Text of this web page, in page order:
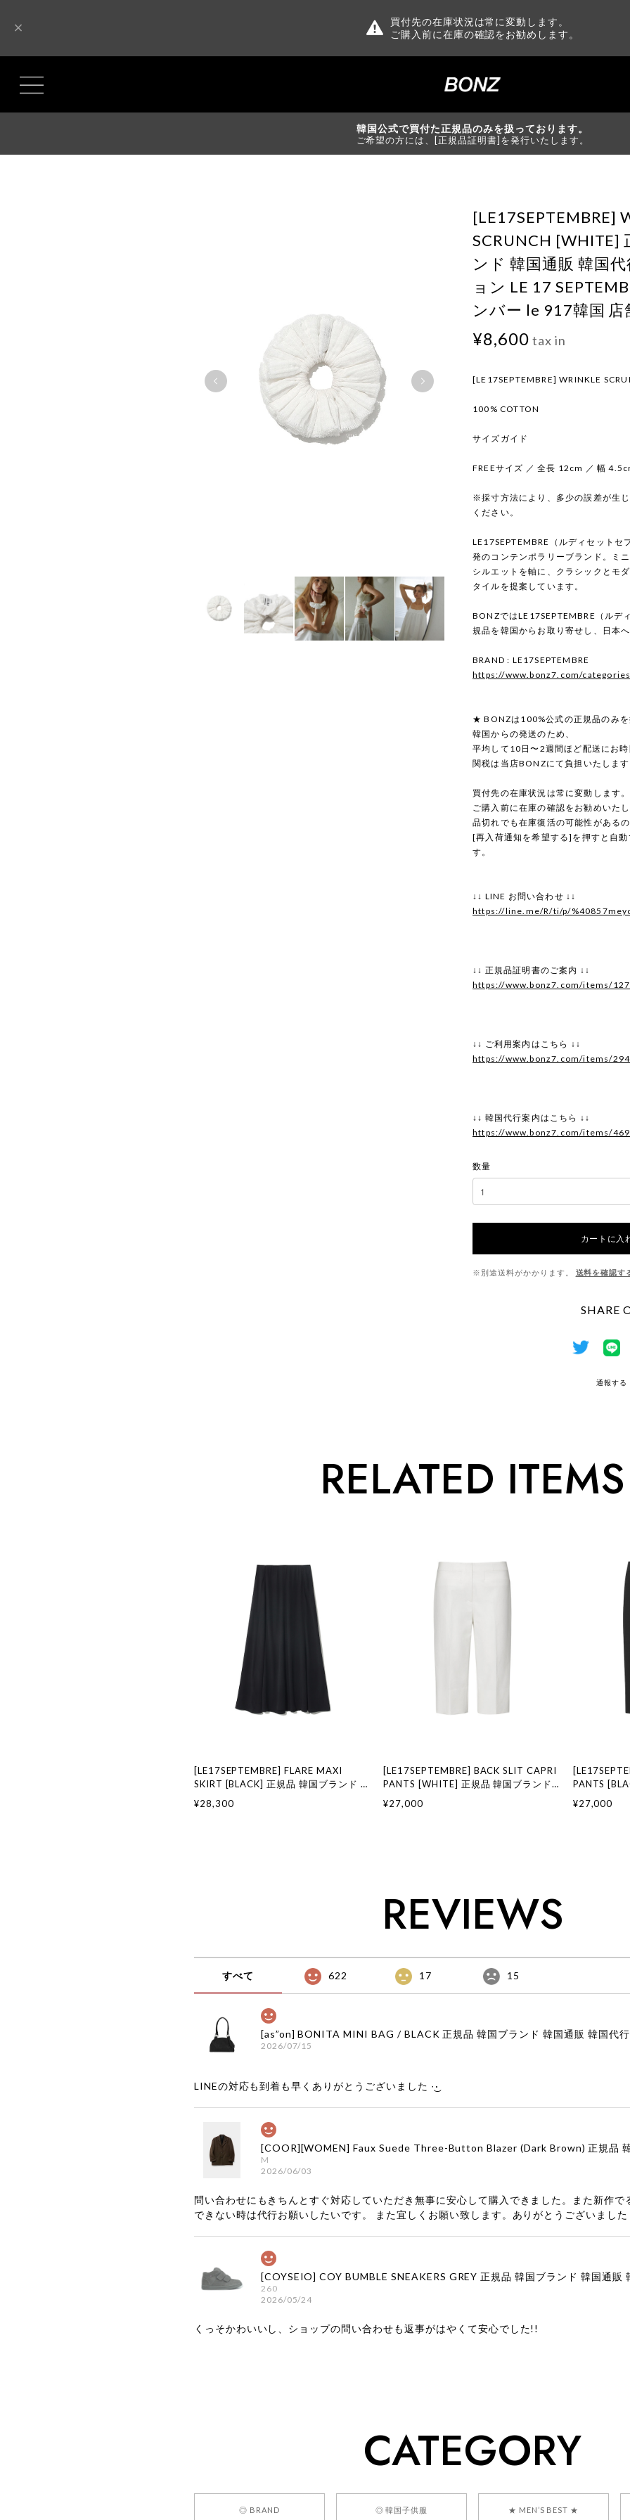
買付先の在庫状況は常に変動します。
ご購入前に在庫の確認をお勧めします。
韓国公式で買付た正規品のみを扱っております。
ご希望の方には、[正規品証明書]を発行いたします。
[LE17SEPTEMBRE]
SCRUNCH [WHITE]
ンド 韓国通販 韓国
ョン LE 17
ンバー le 917韓国 店
¥8,600 tax in
[LE17SEPTEMBRE] WRINKLE
100% COTTON
サイズガイド
FREEサイズ ／ 全長 12cm ／ 幅
※採寸方法により、多少の誤差が生
ください。
LE17SEPTEMBRE（ルディセットセ
発のコンテンポラリーブランド。ミ
シルエットを軸に、クラシックとモ
タイルを提案しています。
BONZではLE17SEPTEMBRE（ルデ
規品を韓国からお取り寄せし、日本
BRAND : LE17SEPTEMBRE
https://www.bonz7.com/
★ BONZは100%公式の正規品のみ
韓国からの発送のため、
平均して10日〜2週間ほど配送にお
関税は当店BONZにて負担いたしま
買付先の在庫状況は常に変動します。
ご購入前に在庫の確認をお勧めいた
品切れでも在庫復活の可能性がある
[再入荷通知を希望する]を押すと自
す。
↓↓ LINE お問い合わせ ↓↓
https://line.me/R/ti/p/
↓↓ 正規品証明書のご案内 ↓↓
https://www.bonz7.com/items/
↓↓ ご利用案内はこちら ↓↓
https://www.bonz7.com/items/
↓↓ 韓国代行案内はこちら ↓↓
https://www.bonz7.com/items/
数量
カートに入
※別途送料がかかります。 送料を確認す
SHARE
通報する
RELATED ITEMS
[LE17SEPTEMBRE] FLARE MAXI
SKIRT [BLACK] 正規品 韓国ブランド 韓
17 SEPTEMBRE ル 17 セプテンバー le
¥28,300
[LE17SEPTEMBRE] BACK SLIT CAPRI
PANTS [WHITE] 正規品 韓国ブランド
17 SEPTEMBRE ル 17 セプテンバー le
¥27,000
PANTS
17
¥27,000
REVIEWS
すべて 622 17 15
2026/07/15
LINEの対応も到着も早くありがとうございました‪ ·͜·
M
2026/06/03
問い合わせにもきちんとすぐ対応していただき無事に安心して購入できました。また新作で
できない時は代行お願いしたいです。 また宜しくお願い致します。ありがとうございました
260
2026/05/24
くっそかわいいし、ショップの問い合わせも返事がはやくて安心でした!!
2026/05/24
CATEGORY
◎ BRAND ◎ 韓国子供服 ★ MEN’S BEST ★